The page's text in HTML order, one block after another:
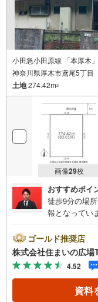
・ワンストップで比較検
▼ まずは話を聞いてみた
・資金計画や住宅ローン
▼ しつこい営業はいたし
・気になること、まずは
・お気軽にご相談ください
ーーーーーーーーーーー
ご質問、ご見学希望、資
小田急小田原線 「本厚木
神奈川県厚木市鳶尾5丁目
土地274.42m2
画像29枚
おすすめポイ
徒歩9分の場
報となってい
起こりにくい
す。イチオシ
こちらの土地
周囲も充実し
はいかがで
は特にお問
ゴールド推奨店
株式会社住まいの広場
4.52
資料